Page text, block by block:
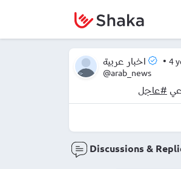
اخبار عربية • 4
@arab_news
#عاجل
Discussions &